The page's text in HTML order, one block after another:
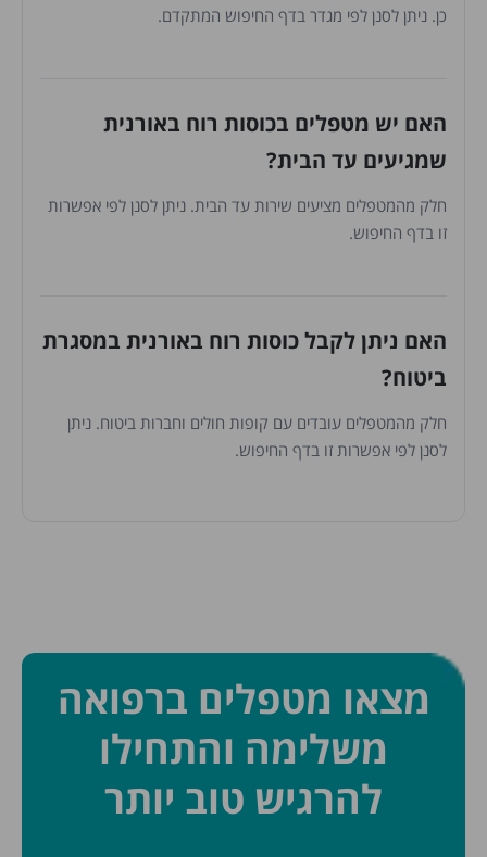
כן. ניתן לסנן לפי מגדר בדף החיפוש המתקדם.
האם יש מטפלים בכוסות רוח באורנית
שמגיעים עד הבית?
חלק מהמטפלים מציעים שירות עד הבית. ניתן לסנן לפי אפשרות
זו בדף החיפוש.
האם ניתן לקבל כוסות רוח באורנית במסגרת
ביטוח?
חלק מהמטפלים עובדים עם קופות חולים וחברות ביטוח. ניתן
לסנן לפי אפשרות זו בדף החיפוש.
מצאו מטפלים ברפואה
משלימה והתחילו
להרגיש טוב יותר